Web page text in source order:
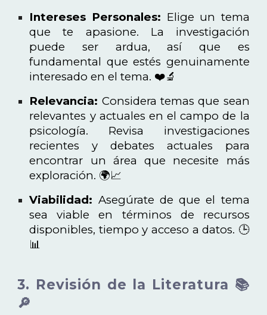
Intereses Personales: Elige un tema
que te apasione. La investigación
puede ser ardua, así que es
fundamental que estés genuinamente
interesado en el tema. ❤️🔬
Relevancia: Considera temas que sean
relevantes y actuales en el campo de la
psicología. Revisa investigaciones
recientes y debates actuales para
encontrar un área que necesite más
exploración. 🌍📈
Viabilidad: Asegúrate de que el tema
sea viable en términos de recursos
disponibles, tiempo y acceso a datos. 🕒
📊
3. Revisión de la Literatura 📚
🔎